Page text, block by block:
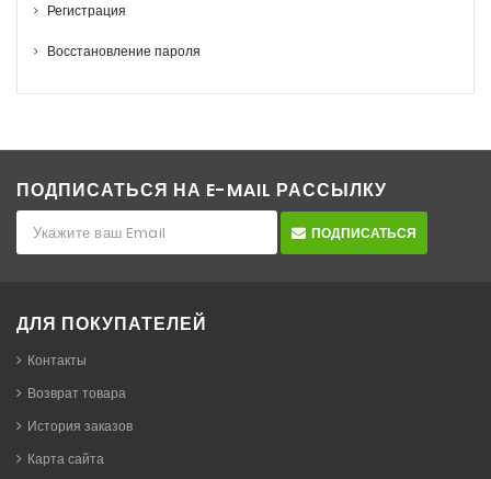
Регистрация
Восстановление пароля
ПОДПИСАТЬСЯ НА E-MAIL РАССЫЛКУ
ПОДПИСАТЬСЯ
ДЛЯ ПОКУПАТЕЛЕЙ
Контакты
Возврат товара
История заказов
Карта сайта